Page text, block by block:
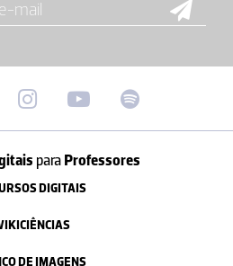
paraProfessores
DIGITAIS
DE IMAGENS